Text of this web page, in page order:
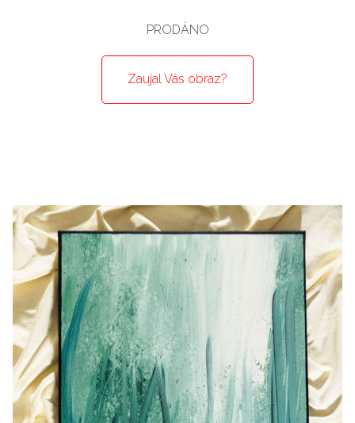
PRODÁNO
Zaujal Vás obraz?